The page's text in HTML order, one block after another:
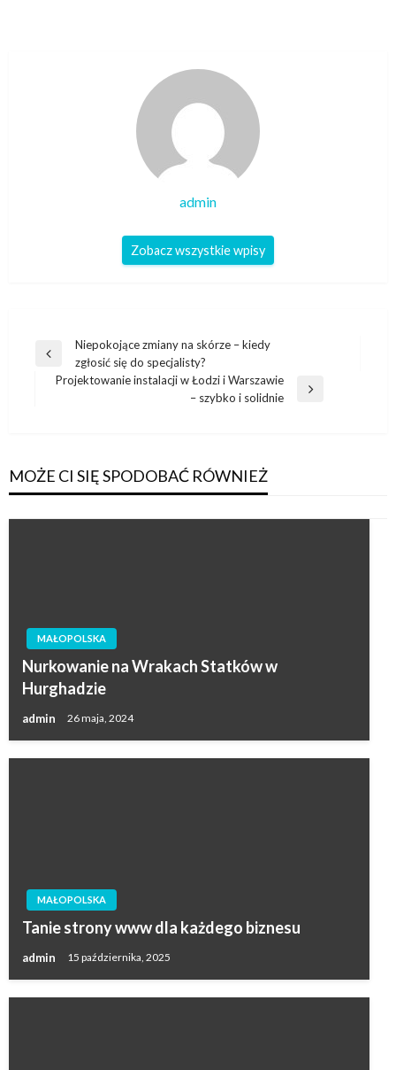
admin
Zobacz wszystkie wpisy
Nawigacja
wpisu
Poprzedni
wpis
Niepokojące zmiany na skórze – kiedy
zgłosić się do specjalisty?
Projektowanie instalacji w Łodzi i Warszawie
– szybko i solidnie
MOŻE CI SIĘ SPODOBAĆ RÓWNIEŻ
MAŁOPOLSKA
Nurkowanie na Wrakach Statków w
Hurghadzie
admin 26 maja, 2024
MAŁOPOLSKA
Tanie strony www dla każdego biznesu
admin 15 października, 2025